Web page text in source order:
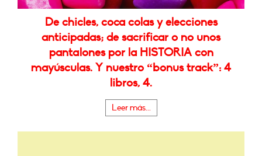
De chicles, coca colas y elecciones
anticipadas; de sacrificar o no unos
pantalones por la HISTORIA con
mayúsculas. Y nuestro “bonus track”: 4
libros, 4.
Leer más...